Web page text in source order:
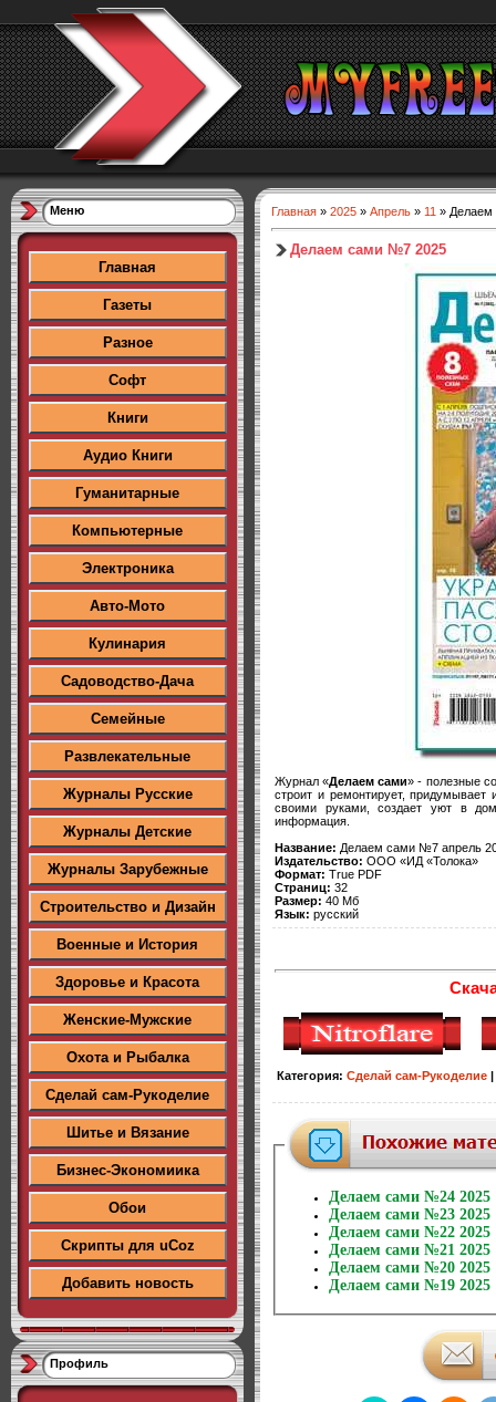
Меню
Главная
Газеты
Разное
Софт
Книги
Аудио Книги
Гуманитарные
Компьютерные
Электроника
Авто-Мото
Кулинария
Садоводство-Дача
Семейные
Развлекательные
Журналы Русские
Журналы Детские
Журналы Зарубежные
Строительство и Дизайн
Военные и История
Здоровье и Красота
Женские-Мужские
Охота и Рыбалка
Сделай сам-Рукоделие
Шитье и Вязание
Бизнес-Экономиика
Обои
Скрипты для uCoz
Добавить новость
Профиль
Главная » 2025 » Апрель » 11 »
Делаем сами №7 2025
Журнал «Делаем сами» - полезные
строит и ремонтирует,
своими руками, создает уют в
информация.
Название: Делаем сами №7 апрель
Издательство: ООО «ИД «Толока»
Формат: True PDF
Страниц: 32
Размер: 40 Мб
Язык: русский
Категория: Сделай сам-Рукоделие
Делаем сами №24 2025
Делаем сами №23 2025
Делаем сами №22 2025
Делаем сами №21 2025
Делаем сами №20 2025
Делаем сами №19 2025